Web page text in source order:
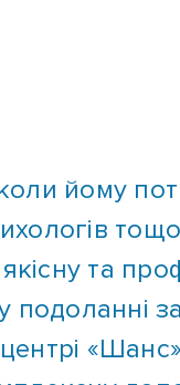
та
подоланні